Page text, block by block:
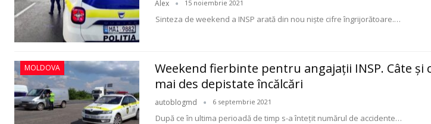
Alex 15 noiembrie 2021
Sinteza de weekend a INSP arată din nou nişte cifre îngrijorătoare.…
MOLDOVA
Weekend fierbinte pentru angajații INSP. Câte şi
mai des depistate încălcări
autoblogmd 6 septembrie 2021
După ce în ultima perioadă de timp s-a întețit numărul de accidente…